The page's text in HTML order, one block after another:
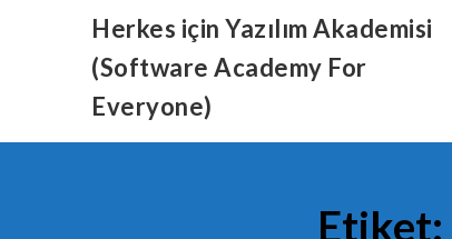
Herkes için Yazılım Akademisi
(Software Academy For
Everyone)
Etiket: